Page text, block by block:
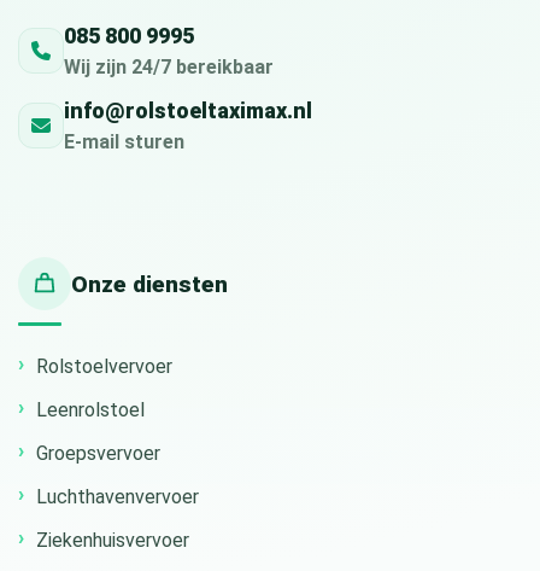
085 800 9995
Wij zijn 24/7 bereikbaar
info@rolstoeltaximax.nl
E-mail sturen
Onze diensten
Rolstoelvervoer
Leenrolstoel
Groepsvervoer
Luchthavenvervoer
Ziekenhuisvervoer